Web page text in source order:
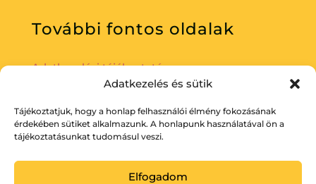
Adatkezelés és sütik
Tájékoztatjuk, hogy a honlap felhasználói élmény fokozásának
érdekében sütiket alkalmazunk. A honlapunk használatával ön a
tájékoztatásunkat tudomásul veszi.
Elfogadom
További fontos oldalak
Adatkezelési tájékoztató